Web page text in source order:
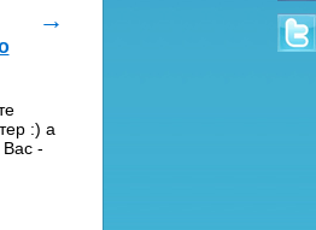
→
:) а
Вас -